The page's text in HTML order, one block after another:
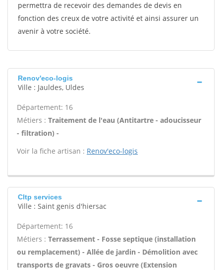
permettra de recevoir des demandes de devis en
fonction des creux de votre activité et ainsi assurer un
avenir à votre société.
Renov'eco-logis
Ville : Jauldes, Uldes
Département: 16
Métiers : Traitement de l'eau (Antitartre - adoucisseur
- filtration) -
Voir la fiche artisan : Renov'eco-logis
Cltp services
Ville : Saint genis d'hiersac
Département: 16
Métiers : Terrassement - Fosse septique (installation
ou remplacement) - Allée de jardin - Démolition avec
transports de gravats - Gros oeuvre (Extension